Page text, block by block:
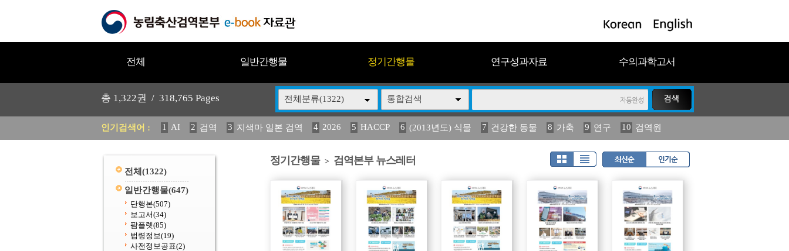
전체 일반간행물 정기간행물 연구성과자료 수의과학고서
총 1,322권 / 318,765 Pages 전체분류(1322) 통합검색
인기검색어 : 1 AI 2 검역 3 지색마 일본 검역 4 2026 5 HACCP 6 (2013년도) 식물 7 건강한 동물 8 가축 9 연구 10 검역원
11 2025 12 중독성 식물 도감 13 媛 異 14 (2013년도) 식 15 구제역 16 관리 17 연보 18 농림수산 19 2023
전체 (1322)
일반간행물(647)
단행본(507)
보고서(34)
팜플렛(85)
법령정보(19)
사전정보공표(2)
정기간행물 > 검역본부 뉴스레터